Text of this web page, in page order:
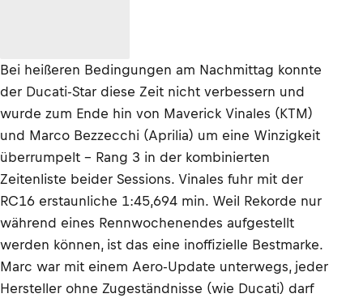
Bei heißeren Bedingungen am Nachmittag konnte
der Ducati-Star diese Zeit nicht verbessern und
wurde zum Ende hin von Maverick Vinales (KTM)
und Marco Bezzecchi (Aprilia) um eine Winzigkeit
überrumpelt – Rang 3 in der kombinierten
Zeitenliste beider Sessions. Vinales fuhr mit der
RC16 erstaunliche 1:45,694 min. Weil Rekorde nur
während eines Rennwochenendes aufgestellt
werden können, ist das eine inoffizielle Bestmarke.
Marc war mit einem Aero-Update unterwegs, jeder
Hersteller ohne Zugeständnisse (wie Ducati) darf